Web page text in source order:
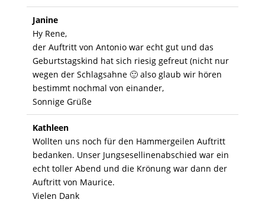
Janine
Hy Rene,
der Auftritt von Antonio war echt gut und das
Geburtstagskind hat sich riesig gefreut (nicht nur
wegen der Schlagsahne 🙂 also glaub wir hören
bestimmt nochmal von einander,
Sonnige Grüße
Kathleen
Wollten uns noch für den Hammergeilen Auftritt
bedanken. Unser Jungsesellinenabschied war ein
echt toller Abend und die Krönung war dann der
Auftritt von Maurice.
Vielen Dank